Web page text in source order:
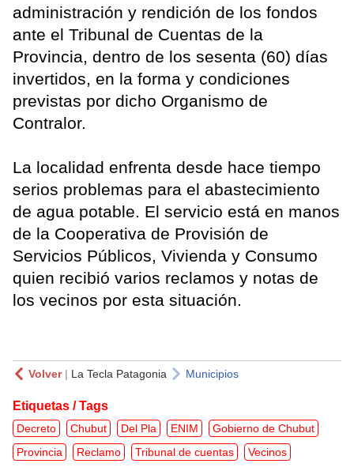
administración y rendición de los fondos
ante el Tribunal de Cuentas de la
Provincia, dentro de los sesenta (60) días
invertidos, en la forma y condiciones
previstas por dicho Organismo de
Contralor.
La localidad enfrenta desde hace tiempo
serios problemas para el abastecimiento
de agua potable. El servicio está en manos
de la Cooperativa de Provisión de
Servicios Públicos, Vivienda y Consumo
quien recibió varios reclamos y notas de
los vecinos por esta situación.
Volver| La Tecla Patagonia Municipios
Etiquetas / Tags
Decreto Chubut Del Pla ENIM
Gobierno de Chubut
Provincia
Reclamo Tribunal de cuentas Vecinos